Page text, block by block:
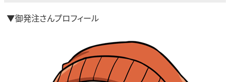
▼御発注さんプロフィール